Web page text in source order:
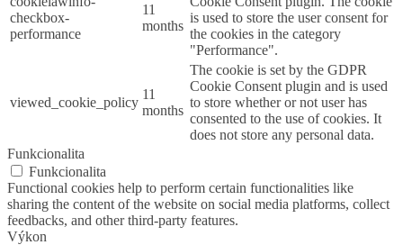
checkbox-
performance
11
months
is used to store the user consent for
the cookies in the category
"Performance".
viewed_cookie_policy
11
months
The cookie is set by the GDPR
Cookie Consent plugin and is used
to store whether or not user has
consented to the use of cookies. It
does not store any personal data.
Funkcionalita
Funkcionalita
Functional cookies help to perform certain functionalities like
sharing the content of the website on social media platforms, collect
feedbacks, and other third-party features.
Výkon